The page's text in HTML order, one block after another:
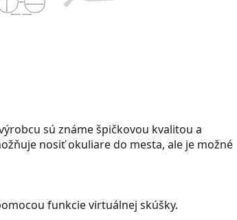
sú známe špičkovou kvalitou a
nosiť okuliare do mesta, ale je možné
funkcie virtuálnej skúšky.